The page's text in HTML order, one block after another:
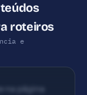
roteiros
e
página